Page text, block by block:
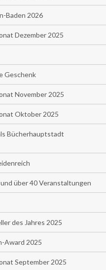
Baden 2026
Dezember 2025
Geschenk
November 2025
Oktober 2025
Bücherhauptstadt
über 40 Veranstaltungen
des Jahres 2025
Award 2025
September 2025